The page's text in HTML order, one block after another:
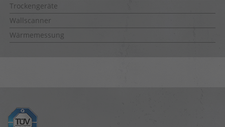
Trockengeräte
Wallscanner
Wärmemessung